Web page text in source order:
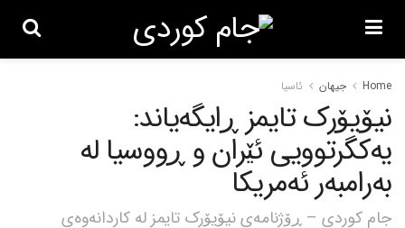
Home جیهان ئاسیا
نیۆیۆرک تایمز ڕایگەیاند:
یەکگرتوویی ئێران و ڕووسیا لە
بەرامبەر ئەمریکا
جام کوردی – ڕۆژنامەی نیۆیۆرک تایمز لە کاردانەوەی